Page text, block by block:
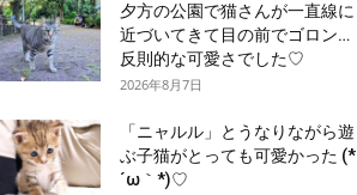
夕方の公園で猫さんが一直線に
近づいてきて目の前でゴロン…
反則的な可愛さでした♡
2026年8月7日
「ニャルル」とうなりながら遊
ぶ子猫がとっても可愛かった (*
´ω｀*)♡